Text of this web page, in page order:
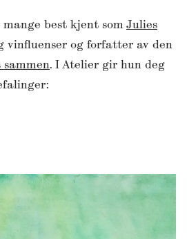
best kjent somJulies
vinfluenser og forfatter av den
sammen. I Atelier gir hun deg